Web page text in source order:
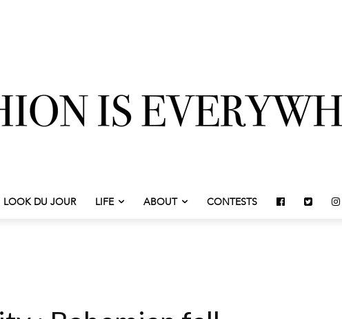
LOOK DU JOUR LIFE ABOUT CONTESTS